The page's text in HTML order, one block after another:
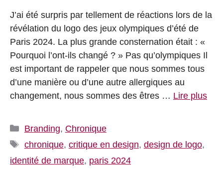
J’ai été surpris par tellement de réactions lors de la
révélation du logo des jeux olympiques d’été de
Paris 2024. La plus grande consternation était : «
Pourquoi l’ont-ils changé ? » Pas qu’olympiques Il
est important de rappeler que nous sommes tous
d’une manière ou d’une autre allergiques au
changement, nous sommes des êtres … Lire plus
Catégories
Branding, Chronique
Étiquettes
chronique, critique en design, design de logo,
identité de marque, paris 2024